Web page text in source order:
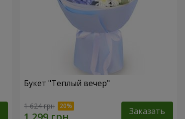
Букет "Теплый вечер"
1 624 грн Заказать